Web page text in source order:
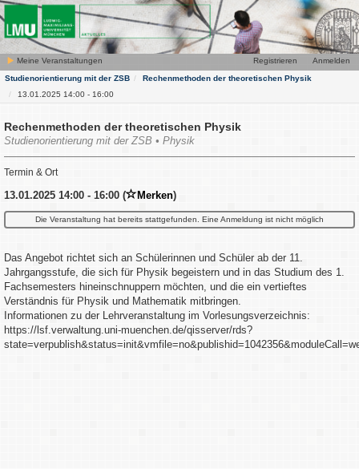
Meine Veranstaltungen Anmelden
Registrieren
Studienorientierung mit der ZSB
Rechenmethoden der theoretischen Physik
13.01.2025 14:00 - 16:00
Rechenmethoden der theoretischen Physik
Studienorientierung mit der ZSB • Physik
Termin & Ort
13.01.2025 14:00 - 16:00 ( Merken)
Die Veranstaltung hat bereits stattgefunden. Eine Anmeldung ist nicht möglich
Das Angebot richtet sich an Schülerinnen und Schüler ab der 11.
Jahrgangsstufe, die sich für Physik begeistern und in das Studium des 1.
Fachsemesters hineinschnuppern möchten, und die ein vertieftes
Verständnis für Physik und Mathematik mitbringen.
Informationen zu der Lehrveranstaltung im Vorlesungsverzeichnis:
https://lsf.verwaltung.uni-muenchen.de/qisserver/rds?